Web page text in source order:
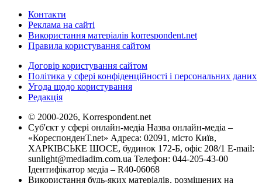
Контакти
Реклама на сайті
Використання матеріалів korrespondent.net
Правила користування сайтом
Договір користування сайтом
Політика у сфері конфіденційності і персональних даних
Угода щодо користування
Редакція
© 2000-2026, Korrespondent.net
Суб'єкт у сфері онлайн-медіа Назва онлайн-медіа –
«КореспонденТ.net» Адреса: 02091, місто Київ,
ХАРКІВСЬКЕ ШОСЕ, будинок 172-Б, офіс 208/1 E-mail:
sunlight@mediadim.com.ua Телефон: 044-205-43-00
Ідентифікатор медіа – R40-06068
Використання будь-яких матеріалів, розміщених на